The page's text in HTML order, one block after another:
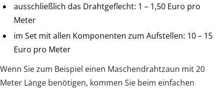
ausschließlich das Drahtgeflecht: 1 – 1,50 Euro pro
Meter
im Set mit allen Komponenten zum Aufstellen: 10 – 15
Euro pro Meter
Wenn Sie zum Beispiel einen Maschendrahtzaun mit 20
Meter Länge benötigen, kommen Sie beim einfachen